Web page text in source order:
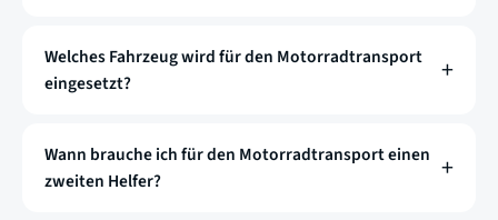
Welches Fahrzeug wird für den Motorradtransport
eingesetzt?
Wann brauche ich für den Motorradtransport einen
zweiten Helfer?